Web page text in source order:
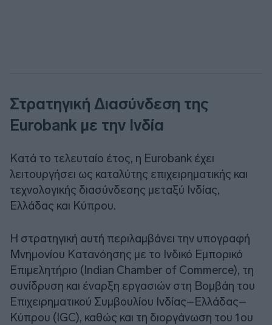
Στρατηγική Διασύνδεση της
Eurobank με την Ινδία
Κατά το τελευταίο έτος, η Eurobank έχει
λειτουργήσει ως καταλύτης επιχειρηματικής και
τεχνολογικής διασύνδεσης μεταξύ Ινδίας,
Ελλάδας και Κύπρου.
Η στρατηγική αυτή περιλαμβάνει την υπογραφή
Μνημονίου Κατανόησης με το Ινδικό Εμπορικό
Επιμελητήριο (Indian Chamber of Commerce), τη
συνίδρυση και έναρξη εργασιών στη Βομβάη του
Επιχειρηματικού Συμβουλίου Ινδίας–Ελλάδας–
Κύπρου (IGC), καθώς και τη διοργάνωση του 1ου